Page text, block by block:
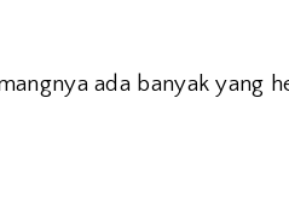
ada banyak yang